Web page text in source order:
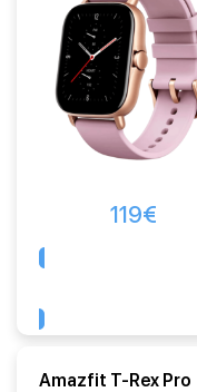
119€
Amazfit T-Rex Pro